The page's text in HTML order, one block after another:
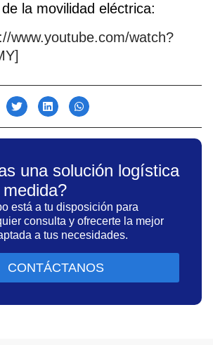
la movilidad eléctrica:
www.youtube.com/watch?
una solución logística
está a tu disposición para
consulta y ofrecerte la mejor
a tus necesidades.
CONTÁCTANOS